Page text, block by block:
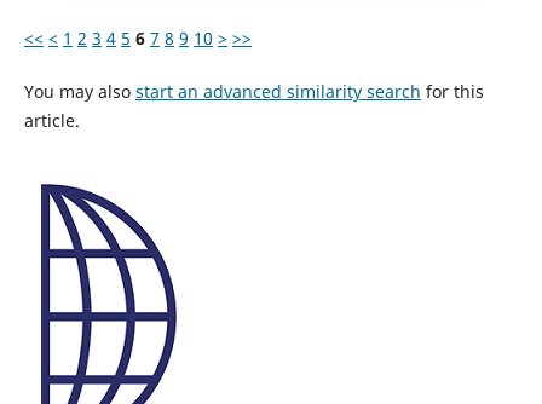
<< < 1 2 3 4 5 6 7 8 9 10 > >>
You may also start an advanced similarity search for this
article.